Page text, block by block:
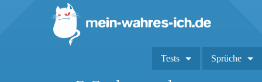
Tests Sprüche